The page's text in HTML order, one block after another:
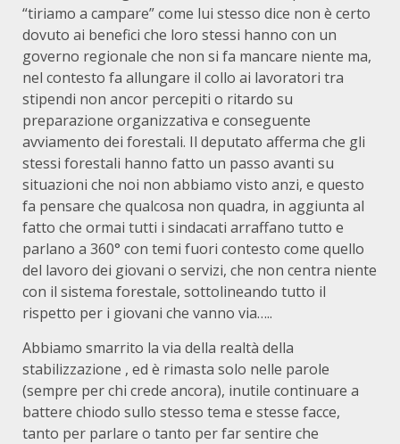
“tiriamo a campare” come lui stesso dice non è certo
dovuto ai benefici che loro stessi hanno con un
governo regionale che non si fa mancare niente ma,
nel contesto fa allungare il collo ai lavoratori tra
stipendi non ancor percepiti o ritardo su
preparazione organizzativa e conseguente
avviamento dei forestali. Il deputato afferma che gli
stessi forestali hanno fatto un passo avanti su
situazioni che noi non abbiamo visto anzi, e questo
fa pensare che qualcosa non quadra, in aggiunta al
fatto che ormai tutti i sindacati arraffano tutto e
parlano a 360° con temi fuori contesto come quello
del lavoro dei giovani o servizi, che non centra niente
con il sistema forestale, sottolineando tutto il
rispetto per i giovani che vanno via…..
Abbiamo smarrito la via della realtà della
stabilizzazione , ed è rimasta solo nelle parole
(sempre per chi crede ancora), inutile continuare a
battere chiodo sullo stesso tema e stesse facce,
tanto per parlare o tanto per far sentire che